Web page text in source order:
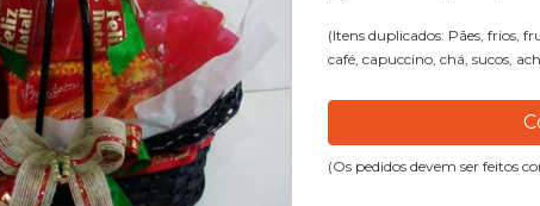
(Itens duplicados: Pães, frios,
café, capuccino, chá, sucos,
(Os pedidos devem ser feitos